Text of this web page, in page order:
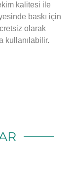
kalitesi ile
baskı için
olarak
kullanılabilir.